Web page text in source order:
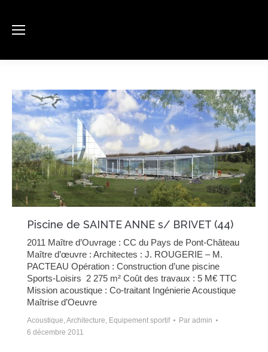
Piscine de SAINTE ANNE s/ BRIVET (44)
2011 Maître d’Ouvrage : CC du Pays de Pont-Château
Maître d’œuvre : Architectes : J. ROUGERIE – M.
PACTEAU Opération : Construction d’une piscine
Sports-Loisirs 2 275 m² Coût des travaux : 5 M€ TTC
Mission acoustique : Co-traitant Ingénierie Acoustique
Maîtrise d’Oeuvre
Acoustique,Architecture, Equipement sportif Par admin
6 décembre 2011